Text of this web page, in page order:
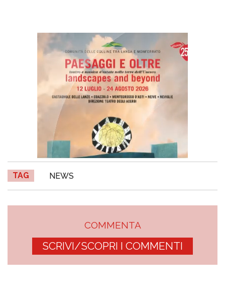
TAG NEWS
COMMENTA
SCRIVI/SCOPRI I COMMENTI